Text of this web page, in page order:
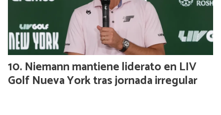
Niemann mantiene liderato en LIV
Golf Nueva York tras jornada irregular